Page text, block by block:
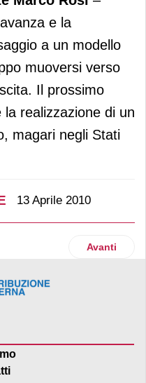
e la
a un modello
muoversi verso
Il prossimo
realizzazione di un
magari negli Stati
13 Aprile 2010
mosse di Sant’Orsola
Articolo
Avanti